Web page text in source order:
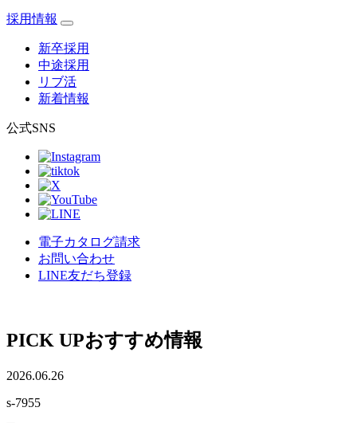
採用情報
新卒採用
中途採用
リブ活
新着情報
公式SNS
電子カタログ請求
お問い合わせ
LINE友だち登録
PICK UPおすすめ情報
2026.06.26
s-7955